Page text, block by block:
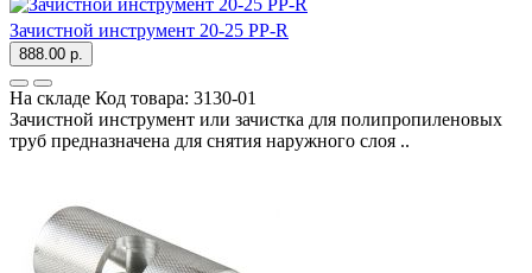
Зачистной инструмент 20-25 PP-R
888.00 р.
На складе Код товара: 3130-01
Зачистной инструмент или зачистка для полипропиленовых
труб предназначена для снятия наружного слоя ..